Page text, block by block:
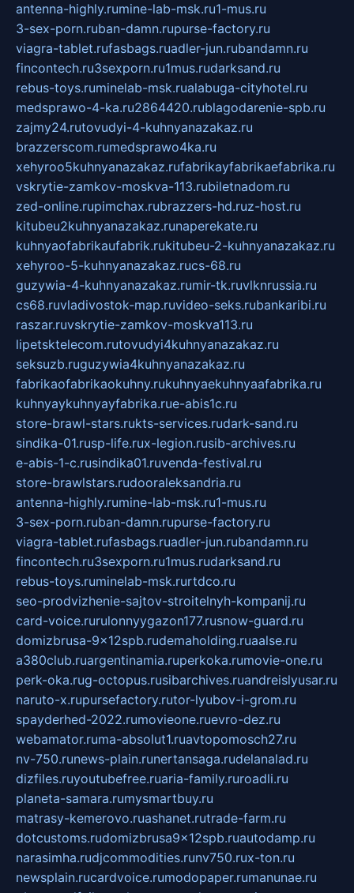
antenna-highly.rumine-lab-msk.ru1-mus.ru
3-sex-porn.ruban-damn.rupurse-factory.ru
viagra-tablet.rufasbags.ruadler-jun.rubandamn.ru
fincontech.ru3sexporn.ru1mus.rudarksand.ru
rebus-toys.ruminelab-msk.rualabuga-cityhotel.ru
medsprawo-4-ka.ru2864420.rublagodarenie-spb.ru
zajmy24.rutovudyi-4-kuhnyanazakaz.ru
brazzerscom.rumedsprawo4ka.ru
xehyroo5kuhnyanazakaz.rufabrikayfabrikaefabrika.ru
vskrytie-zamkov-moskva-113.rubiletnadom.ru
zed-online.rupimchax.rubrazzers-hd.ruz-host.ru
kitubeu2kuhnyanazakaz.runaperekate.ru
kuhnyaofabrikaufabrik.rukitubeu-2-kuhnyanazakaz.ru
xehyroo-5-kuhnyanazakaz.rucs-68.ru
guzywia-4-kuhnyanazakaz.rumir-tk.ruvlknrussia.ru
cs68.ruvladivostok-map.ruvideo-seks.rubankaribi.ru
raszar.ruvskrytie-zamkov-moskva113.ru
lipetsktelecom.rutovudyi4kuhnyanazakaz.ru
seksuzb.ruguzywia4kuhnyanazakaz.ru
fabrikaofabrikaokuhny.rukuhnyaekuhnyaafabrika.ru
kuhnyaykuhnyayfabrika.rue-abis1c.ru
store-brawl-stars.rukts-services.rudark-sand.ru
sindika-01.rusp-life.rux-legion.rusib-archives.ru
e-abis-1-c.rusindika01.ruvenda-festival.ru
store-brawlstars.rudooraleksandria.ru
antenna-highly.rumine-lab-msk.ru1-mus.ru
3-sex-porn.ruban-damn.rupurse-factory.ru
viagra-tablet.rufasbags.ruadler-jun.rubandamn.ru
fincontech.ru3sexporn.ru1mus.rudarksand.ru
rebus-toys.ruminelab-msk.rurtdco.ru
seo-prodvizhenie-sajtov-stroitelnyh-kompanij.ru
card-voice.rurulonnyygazon177.rusnow-guard.ru
domizbrusa-9x12spb.rudemaholding.ruaalse.ru
a380club.ruargentinamia.ruperkoka.rumovie-one.ru
perk-oka.rug-octopus.rusibarchives.ruandreislyusar.ru
naruto-x.rupursefactory.rutor-lyubov-i-grom.ru
spayderhed-2022.rumovieone.ruevro-dez.ru
webamator.ruma-absolut1.ruavtopomosch27.ru
nv-750.runews-plain.runertansaga.rudelanalad.ru
dizfiles.ruyoutubefree.ruaria-family.ruroadli.ru
planeta-samara.rumysmartbuy.ru
matrasy-kemerovo.ruashanet.rutrade-farm.ru
dotcustoms.rudomizbrusa9x12spb.ruautodamp.ru
narasimha.rudjcommodities.runv750.rux-ton.ru
newsplain.rucardvoice.rumodopaper.rumanunae.ru